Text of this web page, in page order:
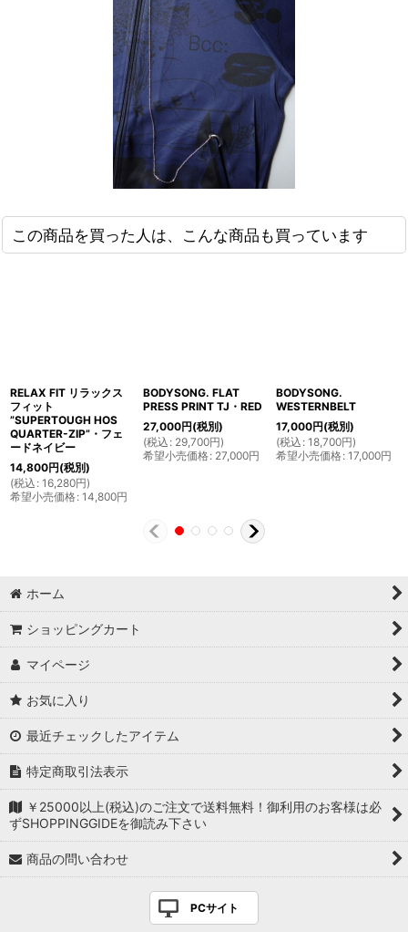
この商品を買った人は、こんな商品も買っています
RELAX FIT リラックス
フィット
”SUPERTOUGH HOS
QUARTER-ZIP”・フェ
ードネイビー
14,800円(税別)
(税込 : 16,280円)
希望小売価格: 14,800円
BODYSONG. FLAT
PRESS PRINT TJ・RED
27,000円(税別)
(税込 : 29,700円)
希望小売価格: 27,000円
BODYSONG.
WESTERNBELT
17,000円(税別)
(税込 : 18,700円)
希望小売価格: 17,000円
ホーム
ショッピングカート
マイページ
お気に入り
最近チェックしたアイテム
特定商取引法表示
￥25000以上(税込)のご注文で送料無料！御利用のお客様は必
ずSHOPPINGGIDEを御読み下さい
商品の問い合わせ
PCサイト